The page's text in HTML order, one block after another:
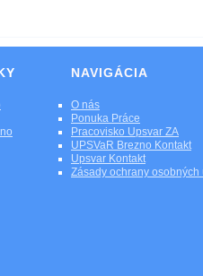
NAVIGÁCIA
O nás
Ponuka Práce
Pracovisko Upsvar ZA
UPSVaR Brezno Kontakt
Upsvar Kontakt
Zásady ochrany osobných